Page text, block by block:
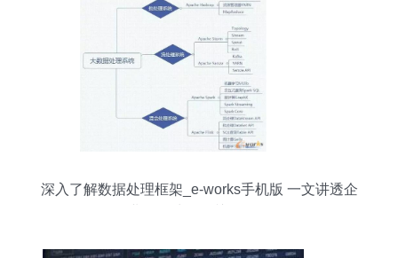
深入了解数据处理框架_e-works手机版 一文讲透企